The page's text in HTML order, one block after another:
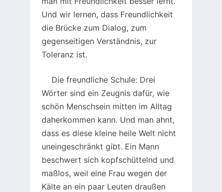
Und wir lernen, dass Freundlichkeit
die Brücke zum Dialog, zum
gegenseitigen Verständnis, zur
Toleranz ist.
Die freundliche Schule: Drei
Wörter sind ein Zeugnis dafür, wie
schön Menschsein mitten im Alltag
daherkommen kann. Und man ahnt,
dass es diese kleine heile Welt nicht
uneingeschränkt gibt. Ein Mann
beschwert sich kopfschüttelnd und
maßlos, weil eine Frau wegen der
Kälte an ein paar Leuten draußen